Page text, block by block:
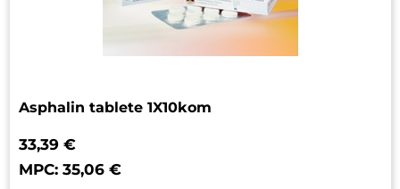
Asphalin tablete 1X10kom
33,39 €
MPC: 35,06 €